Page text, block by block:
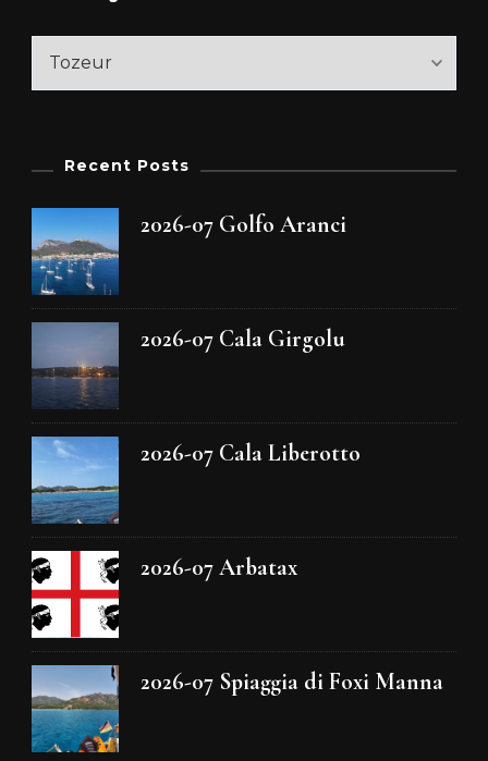
Kategorien
Recent Posts
2026-07 Golfo Aranci
2026-07 Cala Girgolu
2026-07 Cala Liberotto
2026-07 Arbatax
2026-07 Spiaggia di Foxi Manna